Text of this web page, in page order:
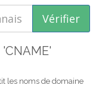
les noms de domaine